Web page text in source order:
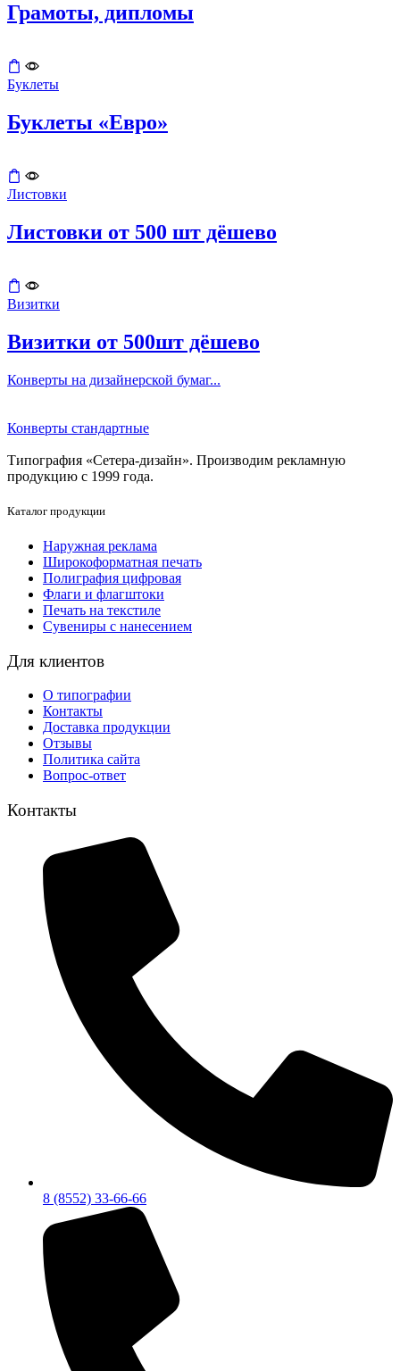
Грамоты, дипломы
Буклеты
Буклеты «Евро»
Листовки
Листовки от 500 шт дёшево
Визитки
Визитки от 500шт дёшево
Конверты на дизайнерской бумаг...
Конверты стандартные
Типография «Сетера-дизайн». Производим рекламную
продукцию с 1999 года.
Каталог продукции
Наружная реклама
Широкоформатная печать
Полиграфия цифровая
Флаги и флагштоки
Печать на текстиле
Сувениры с нанесением
Для клиентов
О типографии
Контакты
Доставка продукции
Отзывы
Политика сайта
Вопрос-ответ
Контакты
8 (8552) 33-66-66